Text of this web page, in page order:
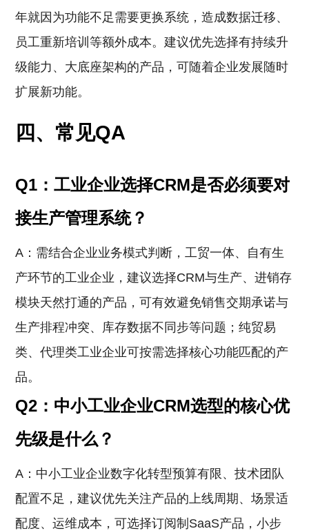
年就因为功能不足需要更换系统，造成数据迁移、
员工重新培训等额外成本。建议优先选择有持续升
级能力、大底座架构的产品，可随着企业发展随时
扩展新功能。
四、常见QA
Q1：工业企业选择CRM是否必须要对
接生产管理系统？
A：需结合企业业务模式判断，工贸一体、自有生
产环节的工业企业，建议选择CRM与生产、进销存
模块天然打通的产品，可有效避免销售交期承诺与
生产排程冲突、库存数据不同步等问题；纯贸易
类、代理类工业企业可按需选择核心功能匹配的产
品。
Q2：中小工业企业CRM选型的核心优
先级是什么？
A：中小工业企业数字化转型预算有限、技术团队
配置不足，建议优先关注产品的上线周期、场景适
配度、运维成本，可选择订阅制SaaS产品，小步